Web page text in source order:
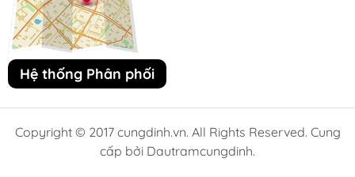
Hệ thống Phân phối
Copyright © 2017 cungdinh.vn. All Rights Reserved. Cung
cấp bởi Dautramcungdinh.